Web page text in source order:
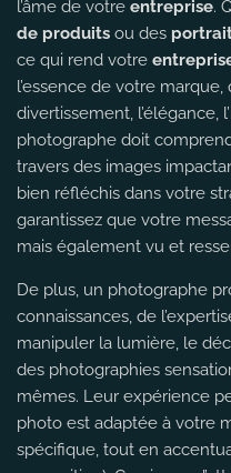
l’âme de votre entreprise.
de produits ou des
ce qui rend votre
l’essence de votre
divertissement, l’élégance,
photographe doit
travers des images
bien réfléchis dans votre
garantissez que votre
mais également vu et
De plus, un photographe
connaissances, de
manipuler la lumière, le
des photographies
mêmes. Leur expérience
photo est adaptée à votre
spécifique, tout en